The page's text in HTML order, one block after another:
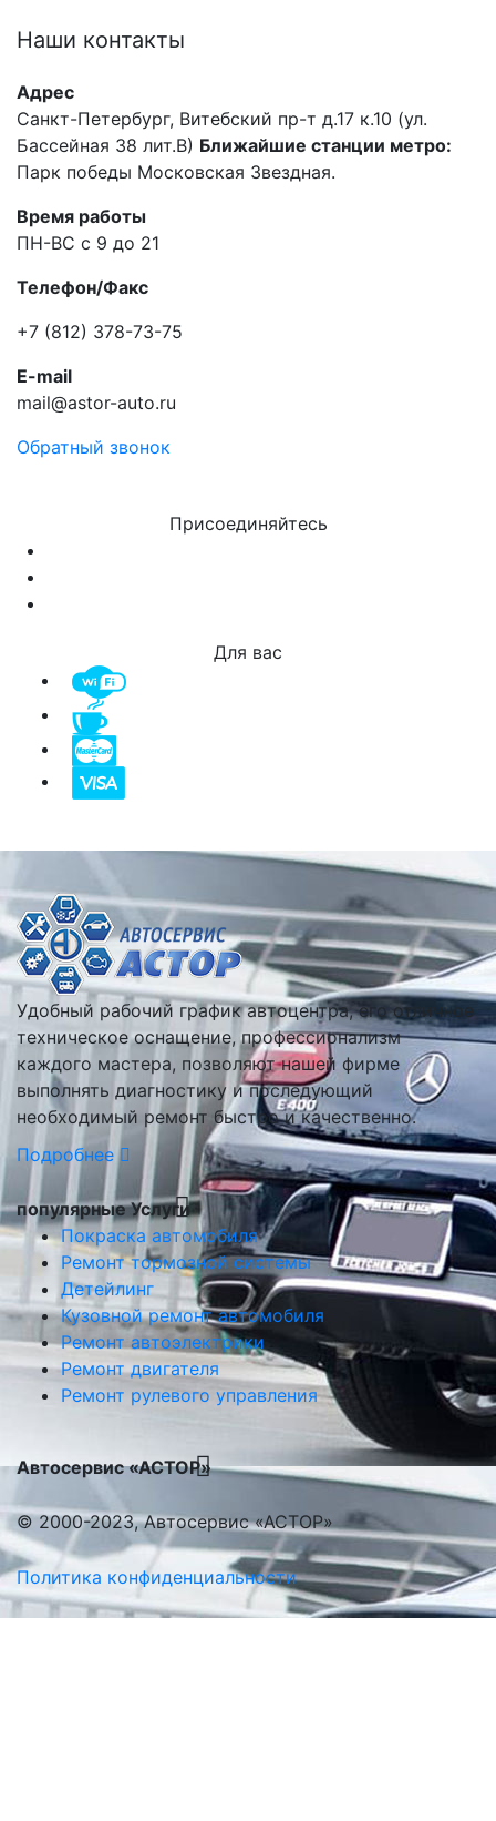
Наши контакты
Адрес
Санкт-Петербург, Витебский пр-т д.17 к.10 (ул.
Бассейная 38 лит.В) Ближайшие станции метро:
Парк победы Московская Звездная.
Время работы
ПН-ВС с 9 до 21
Телефон/Факс
+7 (812) 378-73-75
E-mail
mail@astor-auto.ru
Обратный звонок
Присоединяйтесь
Для вас
Удобный рабочий график автоцентра, его отличное
техническое оснащение, профессионализм
каждого мастера, позволяют нашей фирме
выполнять диагностику и последующий
необходимый ремонт быстро и качественно.
Подробнее
популярные Услуги
Покраска автомобиля
Ремонт тормозной системы
Детейлинг
Кузовной ремонт автомобиля
Ремонт автоэлектрики
Ремонт двигателя
Ремонт рулевого управления
Автосервис «АСТОР»
© 2000-2023, Автосервис «АСТОР»
Политика конфиденциальности